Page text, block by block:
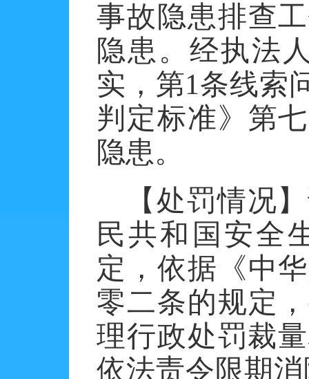
事故隐患排查
隐患。经执法
实，第1条线索
判定标准》第
隐患。
【处罚情况
民共和国安全
定，依据《中
零二条的规定
理行政处罚裁
依法责令限期